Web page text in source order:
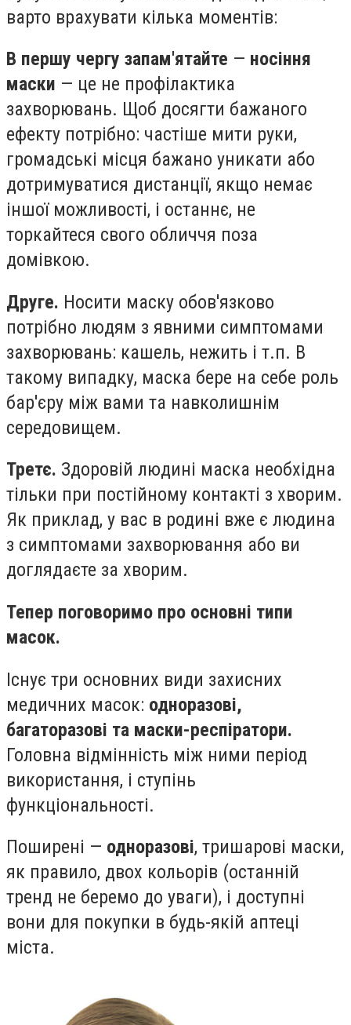
варто врахувати кілька моментів:
В першу чергу запам'ятайте — носіння
маски — це не профілактика
захворювань. Щоб досягти бажаного
ефекту потрібно: частіше мити руки,
громадські місця бажано уникати або
дотримуватися дистанції, якщо немає
іншої можливості, і останнє, не
торкайтеся свого обличчя поза
домівкою.
Друге. Носити маску обов'язково
потрібно людям з явними симптомами
захворювань: кашель, нежить і т.п. В
такому випадку, маска бере на себе роль
бар'єру між вами та навколишнім
середовищем.
Третє. Здоровій людині маска необхідна
тільки при постійному контакті з хворим.
Як приклад, у вас в родині вже є людина
з симптомами захворювання або ви
доглядаєте за хворим.
Тепер поговоримо про основні типи
масок.
Існує три основних види захисних
медичних масок: одноразові,
багаторазові та маски-респіратори.
Головна відмінність між ними період
використання, і ступінь
функціональності.
Поширені — одноразові, тришарові маски,
як правило, двох кольорів (останній
тренд не беремо до уваги), і доступні
вони для покупки в будь-якій аптеці
міста.